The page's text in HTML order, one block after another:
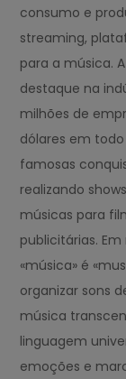
consumo e
streaming,
para a música.
destaque na
milhões de
dólares em
famosas
realizando
músicas para
publicitárias.
«música» é
organizar sons
música
linguagem
emoções e